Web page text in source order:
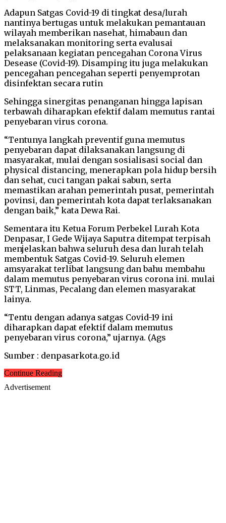
Adapun Satgas Covid-19 di tingkat desa/lurah
nantinya bertugas untuk melakukan pemantauan
wilayah memberikan nasehat, himabaun dan
melaksanakan monitoring serta evalusai
pelaksanaan kegiatan pencegahan Corona Virus
Desease (Covid-19). Disamping itu juga melakukan
pencegahan pencegahan seperti penyemprotan
disinfektan secara rutin
Sehingga sinergitas penanganan hingga lapisan
terbawah diharapkan efektif dalam memutus rantai
penyebaran virus corona.
“Tentunya langkah preventif guna memutus
penyebaran dapat dilaksanakan langsung di
masyarakat, mulai dengan sosialisasi social dan
physical distancing, menerapkan pola hidup bersih
dan sehat, cuci tangan pakai sabun, serta
memastikan arahan pemerintah pusat, pemerintah
povinsi, dan pemerintah kota dapat terlaksanakan
dengan baik,” kata Dewa Rai.
Sementara itu Ketua Forum Perbekel Lurah Kota
Denpasar, I Gede Wijaya Saputra ditempat terpisah
menjelaskan bahwa seluruh desa dan lurah telah
membentuk Satgas Covid-19. Seluruh elemen
amsyarakat terlibat langsung dan bahu membahu
dalam memutus penyebaran virus corona ini. mulai
STT, Linmas, Pecalang dan elemen masyarakat
lainya.
“Tentu dengan adanya satgas Covid-19 ini
diharapkan dapat efektif dalam memutus
penyebaran virus corona,” ujarnya. (Ags
Sumber : denpasarkota.go.id
Continue Reading
Advertisement